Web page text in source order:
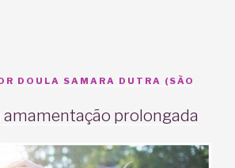
DOULA SAMARA DUTRA (SÃO
amamentação prolongada